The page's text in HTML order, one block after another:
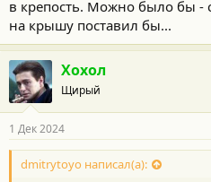
в крепость. Можно было бы -
на крышу поставил бы...
Хохол
Щирый
1 Дек 2024
dmitrytoyo написал(а):